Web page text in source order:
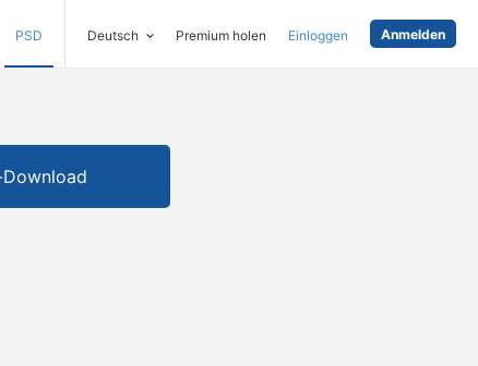
PSD Deutsch Premium holen Einloggen Anmelden